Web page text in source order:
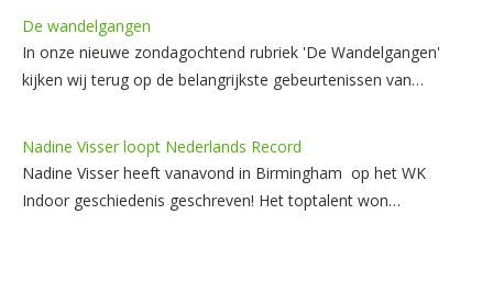
De wandelgangen
In onze nieuwe zondagochtend rubriek 'De Wandelgangen'
kijken wij terug op de belangrijkste gebeurtenissen van…
Nadine Visser loopt Nederlands Record
Nadine Visser heeft vanavond in Birmingham op het WK
Indoor geschiedenis geschreven! Het toptalent won…